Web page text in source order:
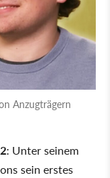
Anzugträgern
: Unter seinem
sein erstes